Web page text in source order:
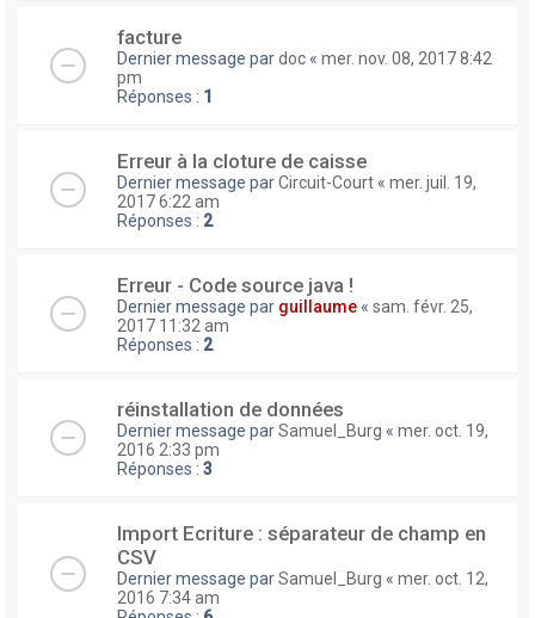
facture
Dernier message pardoc « mer. nov. 08, 2017 8:42
pm
Réponses : 1
Erreur à la cloture de caisse
Dernier message parCircuit-Court « mer. juil. 19,
2017 6:22 am
Réponses : 2
Erreur - Code source java !
Dernier message par guillaume « sam. févr. 25,
2017 11:32 am
Réponses : 2
réinstallation de données
Dernier message parSamuel_Burg « mer. oct. 19,
2016 2:33 pm
Réponses : 3
Import Ecriture : séparateur de champ en
CSV
Dernier message parSamuel_Burg « mer. oct. 12,
2016 7:34 am